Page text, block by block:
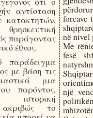
αντίσταση
κατακτητών,
παράγοντας
έθνος.
παράδειγμα
με βάση τις
μια
παρόντος,
το
forcave
në
Me
fesë
një